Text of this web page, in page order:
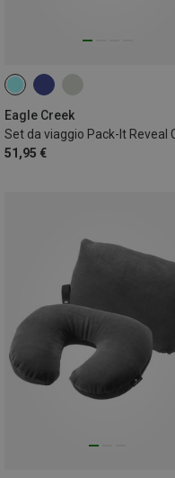
Eagle Creek
51,95 €
ONE SIZE